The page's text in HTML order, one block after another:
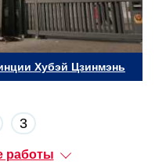
Хубэй Цзинмэнь
3
работы